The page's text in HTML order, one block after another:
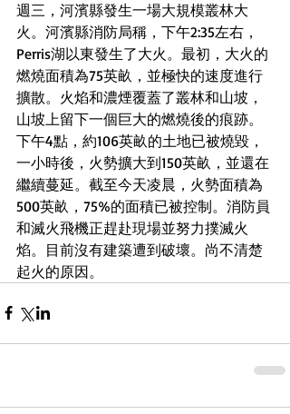
週三，河濱縣發生一場大規模叢林大
火。河濱縣消防局稱，下午2:35左右，
Perris湖以東發生了大火。最初，大火的
燃燒面積為75英畝，並極快的速度進行
擴散。火焰和濃煙覆蓋了叢林和山坡，
山坡上留下一個巨大的燃燒後的痕跡。
下午4點，約106英畝的土地已被燒毀，
一小時後，火勢擴大到150英畝，並還在
繼續蔓延。截至今天凌晨，火勢面積為
500英畝，75%的面積已被控制。消防員
和滅火飛機正趕赴現場並努力撲滅火
焰。目前沒有建築遭到破壞。尚不清楚
起火的原因。